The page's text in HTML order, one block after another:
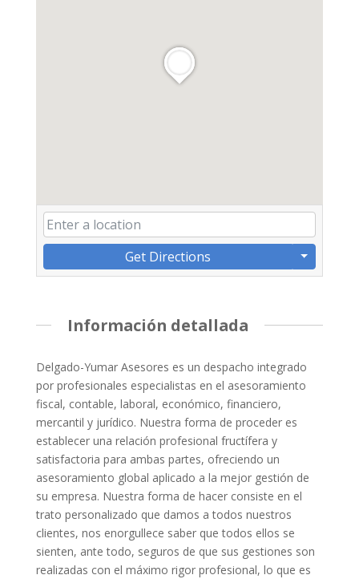
Get Directions
Información detallada
Delgado-Yumar Asesores es un despacho integrado
por profesionales especialistas en el asesoramiento
fiscal, contable, laboral, económico, financiero,
mercantil y jurídico. Nuestra forma de proceder es
establecer una relación profesional fructífera y
satisfactoria para ambas partes, ofreciendo un
asesoramiento global aplicado a la mejor gestión de
su empresa. Nuestra forma de hacer consiste en el
trato personalizado que damos a todos nuestros
clientes, nos enorgullece saber que todos ellos se
sienten, ante todo, seguros de que sus gestiones son
realizadas con el máximo rigor profesional, lo que es